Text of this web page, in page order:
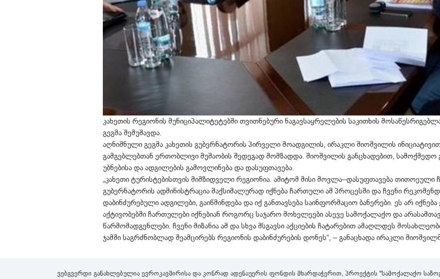
კახეთის რეგიონის მუნიციპალიტეტებში თვითნებური ნაგავსაყრელების საკითხის
გეგმა შემუშავდა.
აღნიშნული გეგმა კახეთის გუბერნატორის პირველი მოადგილის, ირაკლი შიოშვილის ინიციატივით
გამგებლებთან ერთობლივი მუშაობის შედეგად მომზადდა. შიოშვილის განცხადებით, სამოქმედო
უბნებისა და ადგილების გამოვლინება და დასუფთავება.
„კახეთი ტურისტებისთვის მიმზიდველი რეგიონია. ამიტომ მისი მოვლა–დასუფთავება თითოეული
გუბერნატორის ადმინისტრაცია მაქსიმალურად იქნება ჩართული ამ პროცესში და ჩვენი
დაბინძურებული ადგილები, გაიწმინდება და იქ განთავსება საინფორმაციო ბანერები. ეს არ
აქტივობებში ჩართულები იქნებიან როგორც საჯარო მოხელეები ასევე სამოქალაქო და
წარმომადგენლები. ჩვენი მიზანია ამ და სხვა მსგავსი აქციების ჩატარებით ამაღლდეს
ჯამში საგრძნობლად შეამცირებს რეგიონის დაბინძურების დონეს“, – განაცხადა ირაკლი
ვებგვერდი განახლებულია ევროკავშირისა და კონრად ადენაუერის ფონდის მხარდაჭერით, პროექტის "სამოქალაქო